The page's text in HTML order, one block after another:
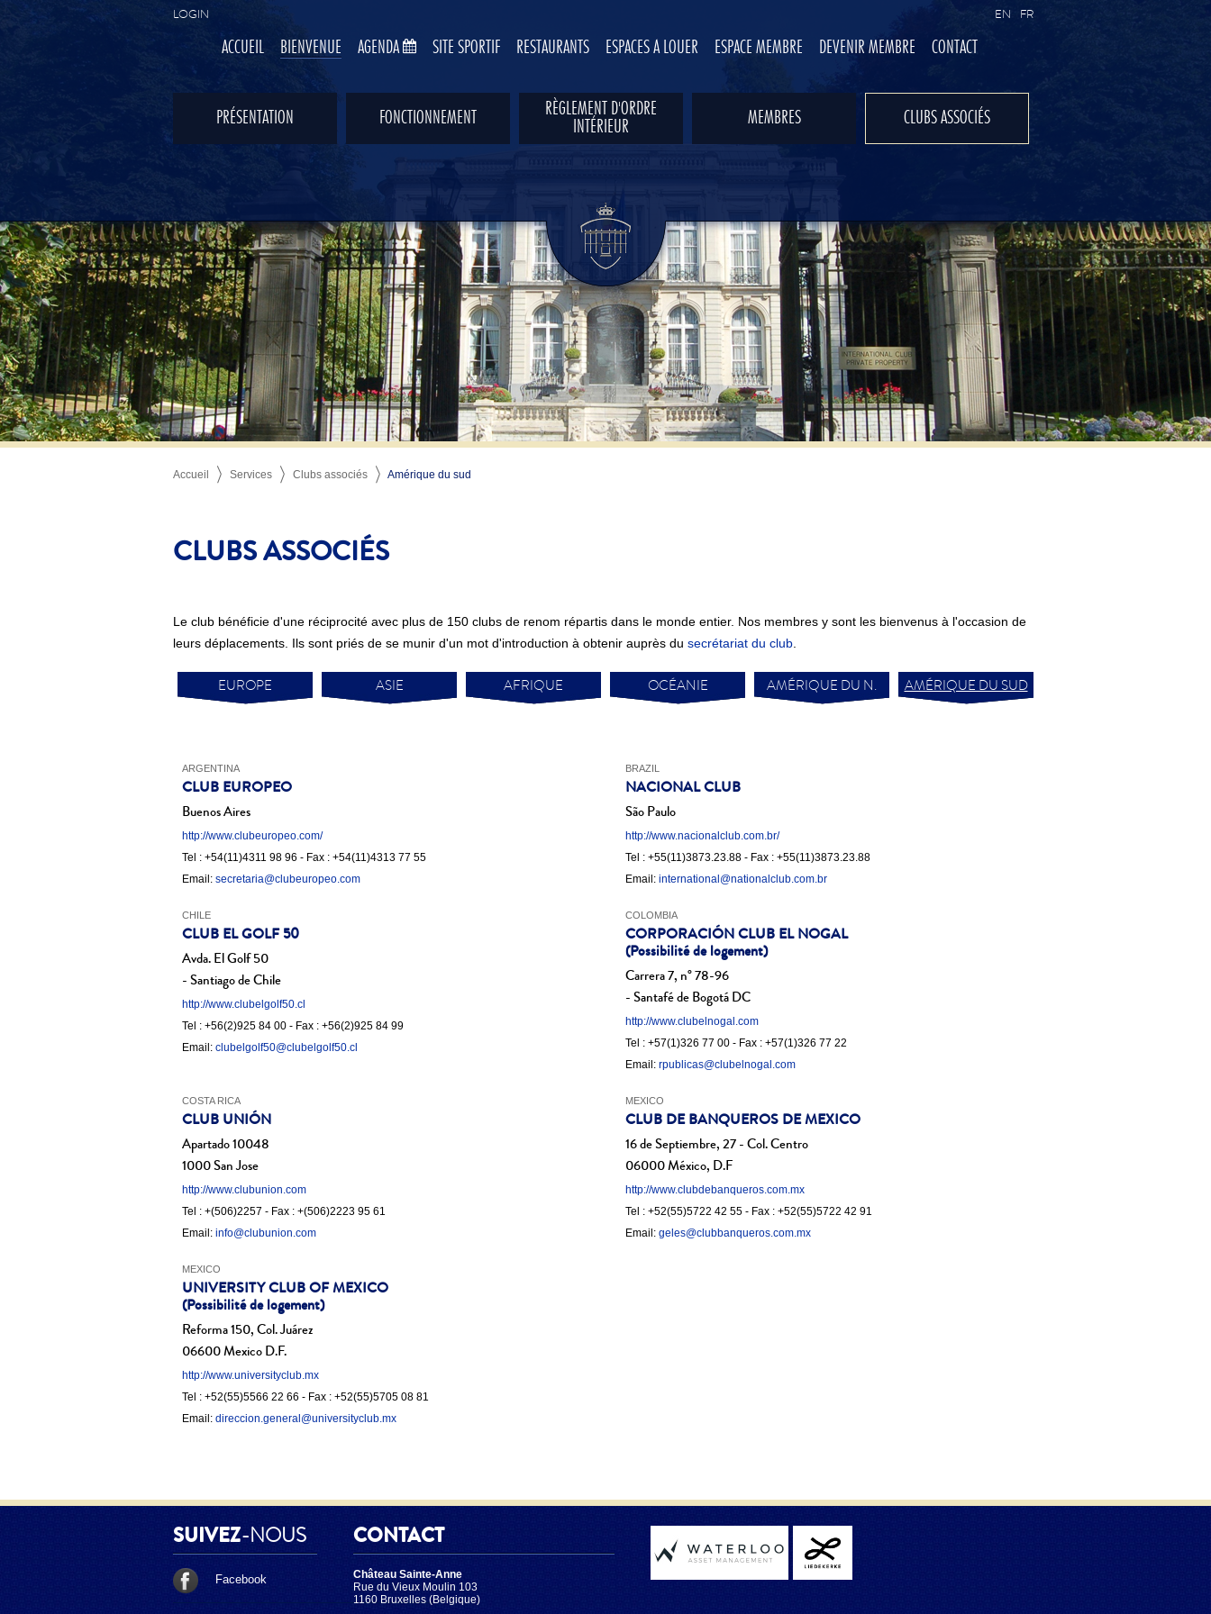
LOGIN EN FR
ACCUEIL BIENVENUE AGENDA SITE SPORTIF RESTAURANTS ESPACES À LOUER ESPACE MEMBRE DEVENIR MEMBRE CONTACT
PRÉSENTATION FONCTIONNEMENT
RÈGLEMENT D'ORDRE
INTÉRIEUR
MEMBRES CLUBS ASSOCIÉS
Accueil Services Clubs associés Amérique du sud
CLUBS ASSOCIÉS
Le club bénéficie d'une réciprocité avec plus de 150 clubs de renom répartis dans le monde entier. Nos membres y sont les bienvenus à l'occasion de
leurs déplacements. Ils sont priés de se munir d'un mot d'introduction à obtenir auprès du secrétariat du club
EUROPE ASIE AFRIQUE OCÉANIE AMÉRIQUE DU N. AMÉRIQUE DU SUD
ARGENTINA
CLUB EUROPEO
Buenos Aires
http://www.clubeuropeo.com/
Tel : +54(11)4311 98 96 - Fax : +54(11)4313 77 55
Email: secretaria@clubeuropeo.com
BRAZIL
NACIONAL CLUB
São Paulo
http://www.nacionalclub.com.br/
Tel : +55(11)3873.23.88 - Fax : +55(11)3873.23.88
Email: international@nationalclub.com.br
CHILE
CLUB EL GOLF 50
Avda. El Golf 50
- Santiago de Chile
http://www.clubelgolf50.cl
Tel : +56(2)925 84 00 - Fax : +56(2)925 84 99
Email: clubelgolf50@clubelgolf50.cl
COLOMBIA
CORPORACIÓN CLUB EL NOGAL
(Possibilité de logement)
Carrera 7, n° 78-96
- Santafé de Bogotá DC
http://www.clubelnogal.com
Tel : +57(1)326 77 00 - Fax : +57(1)326 77 22
Email: rpublicas@clubelnogal.com
COSTA RICA
CLUB UNIÓN
Apartado 10048
1000 San Jose
http://www.clubunion.com
Tel : +(506)2257 - Fax : +(506)2223 95 61
Email: info@clubunion.com
MEXICO
CLUB DE BANQUEROS DE MEXICO
16 de Septiembre, 27 - Col. Centro
06000 México, D.F
http://www.clubdebanqueros.com.mx
Tel : +52(55)5722 42 55 - Fax : +52(55)5722 42 91
Email: geles@clubbanqueros.com.mx
MEXICO
UNIVERSITY CLUB OF MEXICO
(Possibilité de logement)
Reforma 150, Col. Juárez
06600 Mexico D.F.
http://www.universityclub.mx
Tel : +52(55)5566 22 66 - Fax : +52(55)5705 08 81
Email: direccion.general@universityclub.mx
SUIVEZ-NOUS
Facebook
CONTACT
Château Sainte-Anne
Rue du Vieux Moulin 103
1160 Bruxelles (Belgique)